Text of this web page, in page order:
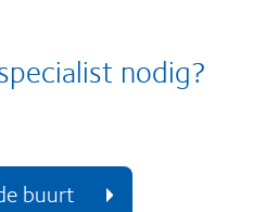
nodig?
buurt